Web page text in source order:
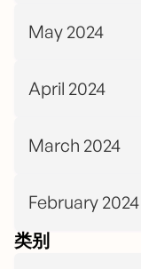
May 2024
April 2024
March 2024
February 2024
类别